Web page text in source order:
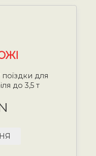
поїздки для
до 3,5 т